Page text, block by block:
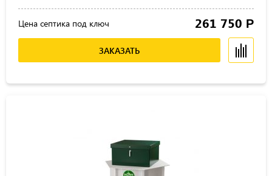
Цена септика под ключ 261 750 Р
ЗАКАЗАТЬ